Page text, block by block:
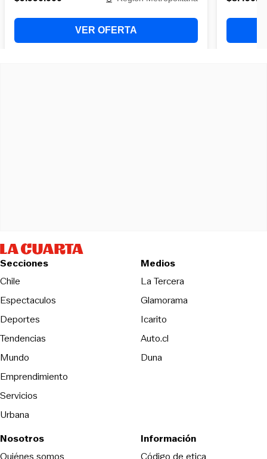
Secciones
Chile
Espectaculos
Deportes
Tendencias
Mundo
Emprendimiento
Servicios
Urbana
Medios
La TerceraOpens in new
Glamorama
Icarito
Auto.cl
DunaOpens in new window
Nosotros
Quiénes somos
Información
Código de etica